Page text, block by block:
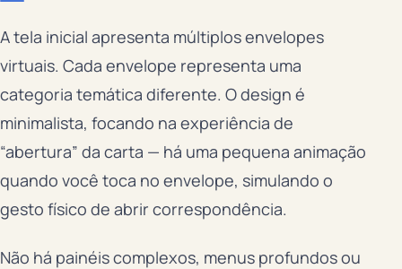
A tela inicial apresenta múltiplos envelopes
virtuais. Cada envelope representa uma
categoria temática diferente. O design é
minimalista, focando na experiência de
“abertura” da carta — há uma pequena animação
quando você toca no envelope, simulando o
gesto físico de abrir correspondência.
Não há painéis complexos, menus profundos ou